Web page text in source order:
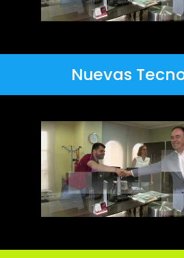
Nuevas